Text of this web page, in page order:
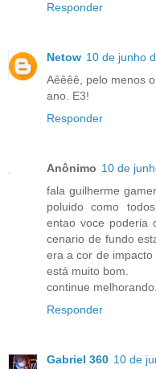
Responder
Netow 10 de junho
Aêêêê, pelo menos
ano. E3!
Responder
Anônimo 10 de
fala guilherme
poluido como
entao voce poderia
cenario de fundo
era a cor de
está muito bom.
continue
Responder
Gabriel 360 10 de